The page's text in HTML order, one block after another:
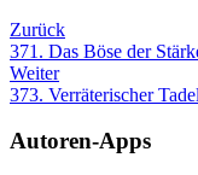
Zurück
371. Das Böse der
Weiter
373. Verräterischer Tadel
Autoren-Apps